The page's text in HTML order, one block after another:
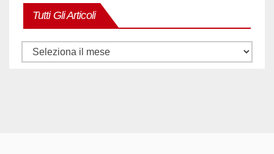
Tutti Gli Articoli
Tutti